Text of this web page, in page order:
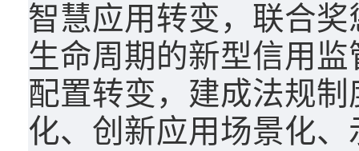
智慧应用转变，联合
生命周期的新型信用
配置转变，建成法规
化、创新应用场景化